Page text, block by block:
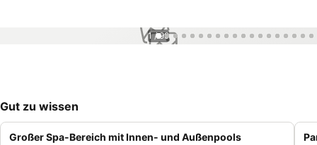
1 / 99
Gut zu wissen
Großer Spa-Bereich mit Innen- und Außenpools